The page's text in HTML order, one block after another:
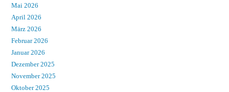
Mai 2026
April 2026
März 2026
Februar 2026
Januar 2026
Dezember 2025
November 2025
Oktober 2025